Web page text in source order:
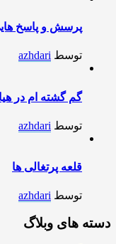
پرسش و پاسخ
توسط azhdari
گم گشته ام در
توسط azhdari
قلعه پرتغالی ها
توسط azhdari
دسته های وبلاگ